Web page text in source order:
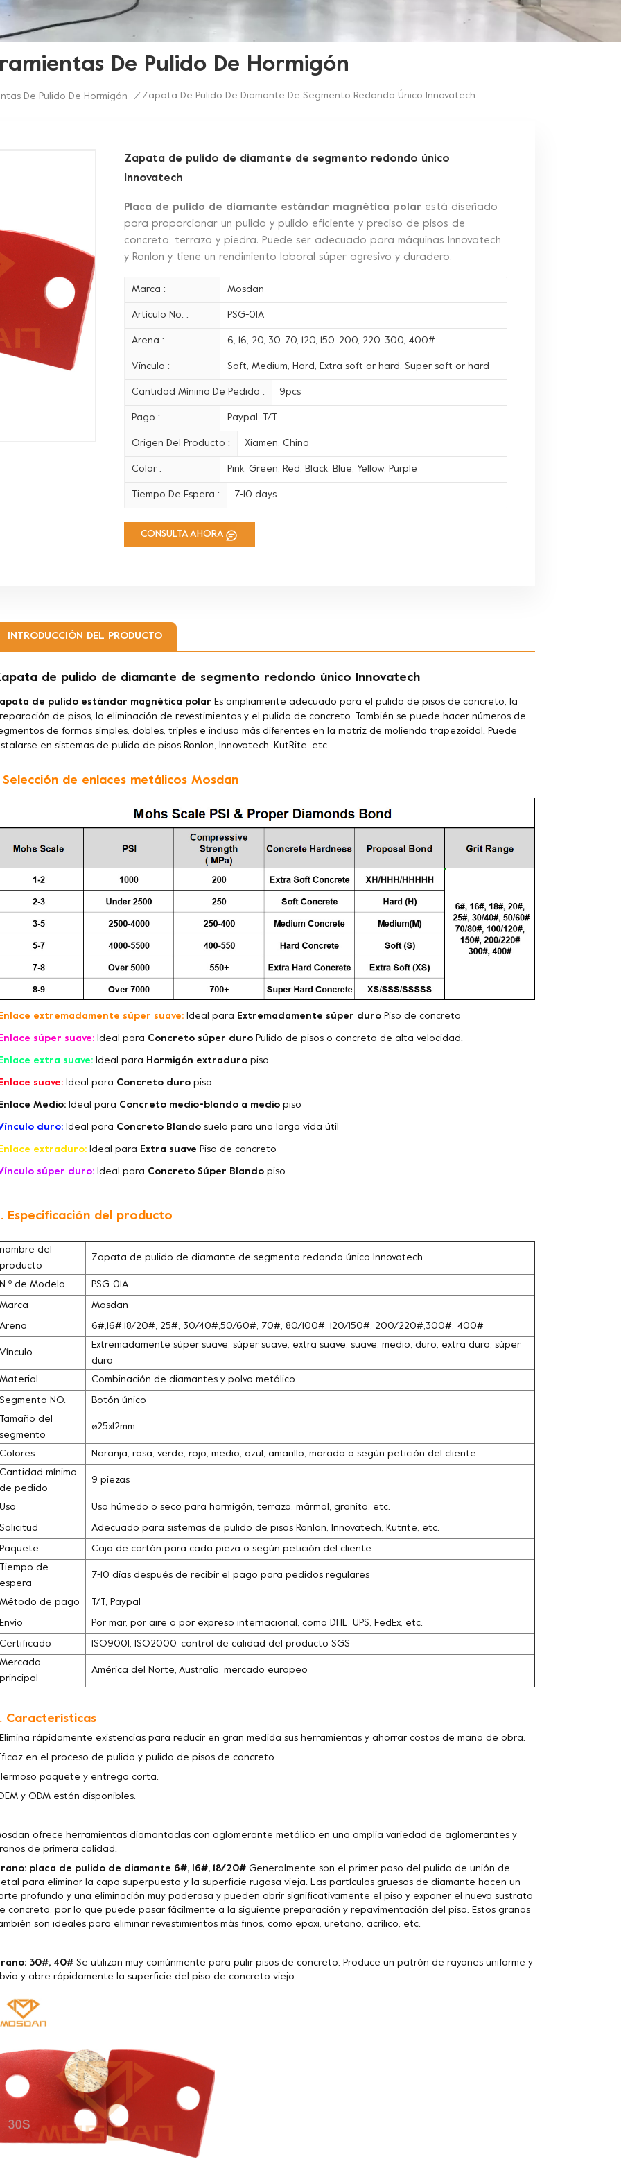
De Pulido De Hormigón
De Pulido De Hormigón / Zapata De Pulido De Diamante De Segmento Redondo Único Innovatech
Zapata de pulido de diamante de segmento redondo único
Innovatech
Placa de pulido de diamante estándar magnética polar está diseñado
para proporcionar un pulido y pulido eficiente y preciso de pisos de
concreto, terrazo y piedra. Puede ser adecuado para máquinas Innovatech
y Ronlon y tiene un rendimiento laboral súper agresivo y duradero.
Marca : Mosdan
Artículo No. : PSG-01A
Arena : 6, 16, 20, 30, 70, 120, 150, 200, 220, 300, 400#
Vínculo : Soft, Medium, Hard, Extra soft or hard, Super soft or hard
Cantidad Mínima De Pedido : 9pcs
Pago : Paypal, T/T
Origen Del Producto : Xiamen, China
Color : Pink, Green, Red, Black, Blue, Yellow, Purple
Tiempo De Espera : 7-10 days
CONSULTA AHORA
INTRODUCCIÓN DEL PRODUCTO
de pulido de diamante de segmento redondo único Innovatech
de pulido estándar magnética polar Es ampliamente adecuado para el pulido de pisos de concreto, la
de pisos, la eliminación de revestimientos y el pulido de concreto. También se puede hacer números de
de formas simples, dobles, triples e incluso más diferentes en la matriz de molienda trapezoidal. Puede
en sistemas de pulido de pisos Ronlon, Innovatech, KutRite, etc.
Selección de enlaces metálicos Mosdan
extremadamente súper suave: Ideal para Extremadamente súper duro Piso de concreto
súper suave: Ideal para Concreto súper duro Pulido de pisos o concreto de alta velocidad.
extra suave: Ideal para Hormigón extraduro piso
suave: Ideal para Concreto duro piso
Medio: Ideal para Concreto medio-blando a medio piso
duro: Ideal para Concreto Blando suelo para una larga vida útil
extraduro: Ideal para Extra suave Piso de concreto
súper duro: Ideal para Concreto Súper Blando piso
Especificación del producto
nombre del
producto
Zapata de pulido de diamante de segmento redondo único Innovatech
N º de Modelo. PSG-01A
Marca Mosdan
Arena 6#,16#,18/20#, 25#, 30/40#,50/60#, 70#, 80/100#, 120/150#, 200/220#,300#, 400#
Vínculo
Extremadamente súper suave, súper suave, extra suave, suave, medio, duro, extra duro, súper
duro
Material Combinación de diamantes y polvo metálico
Segmento NO. Botón único
Tamaño del
segmento
ø25x12mm
Colores Naranja, rosa, verde, rojo, medio, azul, amarillo, morado o según petición del cliente
Cantidad mínima
de pedido
9 piezas
Uso Uso húmedo o seco para hormigón, terrazo, mármol, granito, etc.
Solicitud Adecuado para sistemas de pulido de pisos Ronlon, Innovatech, Kutrite, etc.
Paquete Caja de cartón para cada pieza o según petición del cliente.
Tiempo de
espera
7-10 días después de recibir el pago para pedidos regulares
Método de pago T/T, Paypal
Envío Por mar, por aire o por expreso internacional, como DHL, UPS, FedEx, etc.
Certificado ISO9001, ISO2000, control de calidad del producto SGS
Mercado
principal
América del Norte, Australia, mercado europeo
Características
rápidamente existencias para reducir en gran medida sus herramientas y ahorrar costos de mano de obra.
en el proceso de pulido y pulido de pisos de concreto.
paquete y entrega corta.
y ODM están disponibles.
ofrece herramientas diamantadas con aglomerante metálico en una amplia variedad de aglomerantes y
de primera calidad.
placa de pulido de diamante 6#, 16#, 18/20# Generalmente son el primer paso del pulido de unión de
para eliminar la capa superpuesta y la superficie rugosa vieja. Las partículas gruesas de diamante hacen un
profundo y una eliminación muy poderosa y pueden abrir significativamente el piso y exponer el nuevo sustrato
concreto, por lo que puede pasar fácilmente a la siguiente preparación y repavimentación del piso. Estos granos
son ideales para eliminar revestimientos más finos, como epoxi, uretano, acrílico, etc.
30#, 40# Se utilizan muy comúnmente para pulir pisos de concreto. Produce un patrón de rayones uniforme y
y abre rápidamente la superficie del piso de concreto viejo.